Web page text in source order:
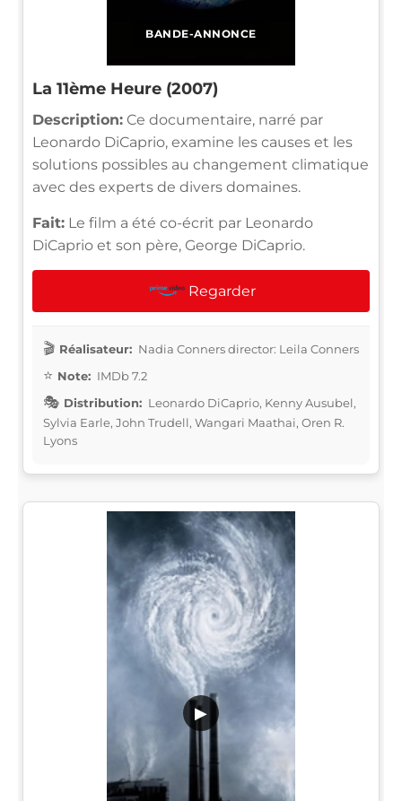
BANDE-ANNONCE
La 11ème Heure (2007)
Description: Ce documentaire, narré par
Leonardo DiCaprio, examine les causes et les
solutions possibles au changement climatique
avec des experts de divers domaines.
Fait: Le film a été co-écrit par Leonardo
DiCaprio et son père, George DiCaprio.
Regarder
Réalisateur: Nadia Conners director: Leila Conners
Note: IMDb 7.2
Distribution: Leonardo DiCaprio, Kenny Ausubel,
Sylvia Earle, John Trudell, Wangari Maathai, Oren R.
Lyons
▶